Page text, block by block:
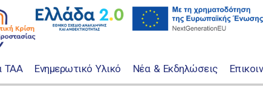
TAA Ενημερωτικό Υλικό Νέα & Εκδηλώσεις